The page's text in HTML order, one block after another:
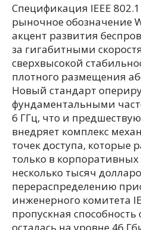
Спецификация IEEE
рыночное обозначение
акцент развития
за гигабитными
сверхвысокой
плотного размещения
Новый стандарт
фундаментальными
6 ГГц, что и
внедряет комплекс
точек доступа, которые
только в
несколько тысяч
перераспределению
инженерного комитета
пропускная
осталась на уровне 46